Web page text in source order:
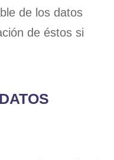
de los datos
de éstos si